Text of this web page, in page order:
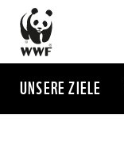
Direkt
zum
Inhalt
UNSERE ZIELE